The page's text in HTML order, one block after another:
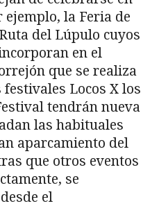
ejemplo, la Feria de
del Lúpulo cuyos
en el
que se realiza
Locos X los
tendrán nueva
las habituales
aparcamiento del
que otros eventos
se
el